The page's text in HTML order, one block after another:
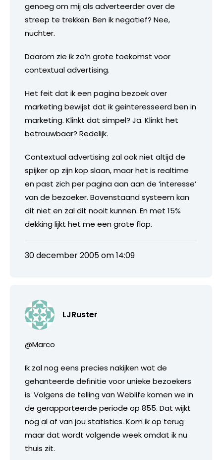
genoeg om mij als adverteerder over de
streep te trekken. Ben ik negatief? Nee,
nuchter.
Daarom zie ik zo’n grote toekomst voor
contextual advertising.
Het feit dat ik een pagina bezoek over
marketing bewijst dat ik geinteresseerd ben in
marketing. Klinkt dat simpel? Ja. Klinkt het
betrouwbaar? Redelijk.
Contextual advertising zal ook niet altijd de
spijker op zijn kop slaan, maar het is realtime
en past zich per pagina aan aan de ‘interesse’
van de bezoeker. Bovenstaand systeem kan
dit niet en zal dit nooit kunnen. En met 15%
dekking lijkt het me een grote flop.
30 december 2005 om 14:09
LJRuster
@Marco
Ik zal nog eens precies nakijken wat de
gehanteerde definitie voor unieke bezoekers
is. Volgens de telling van Weblife komen we in
de gerapporteerde periode op 855. Dat wijkt
nog al af van jou statistics. Kom ik op terug
maar dat wordt volgende week omdat ik nu
thuis zit.